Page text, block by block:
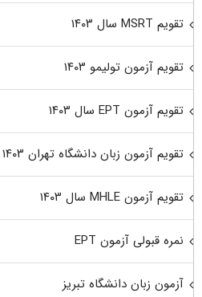
تقویم MSRT سال ۱۴۰۳
تقویم آزمون تولیمو ۱۴۰۳
تقویم آزمون EPT سال ۱۴۰۳
تقویم آزمون زبان دانشگاه تهران ۱۴۰۳
تقویم آزمون MHLE سال ۱۴۰۳
نمره قبولی آزمون EPT
آزمون زبان دانشگاه تبریز